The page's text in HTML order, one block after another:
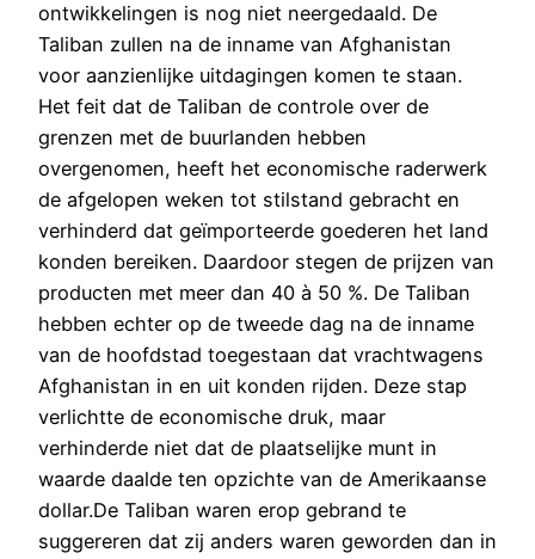
ontwikkelingen is nog niet neergedaald. De
Taliban zullen na de inname van Afghanistan
voor aanzienlijke uitdagingen komen te staan.
Het feit dat de Taliban de controle over de
grenzen met de buurlanden hebben
overgenomen, heeft het economische raderwerk
de afgelopen weken tot stilstand gebracht en
verhinderd dat geïmporteerde goederen het land
konden bereiken. Daardoor stegen de prijzen van
producten met meer dan 40 à 50 %. De Taliban
hebben echter op de tweede dag na de inname
van de hoofdstad toegestaan dat vrachtwagens
Afghanistan in en uit konden rijden. Deze stap
verlichtte de economische druk, maar
verhinderde niet dat de plaatselijke munt in
waarde daalde ten opzichte van de Amerikaanse
dollar.De Taliban waren erop gebrand te
suggereren dat zij anders waren geworden dan in